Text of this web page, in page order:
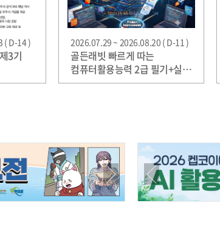
( D-14 )
3기
2026.07.29 ~ 2026.08.20 ( D-11 )
골든래빗 빠르게 따는
컴퓨터활용능력 2급 필기+실기
베타리더 30명 한정 모집